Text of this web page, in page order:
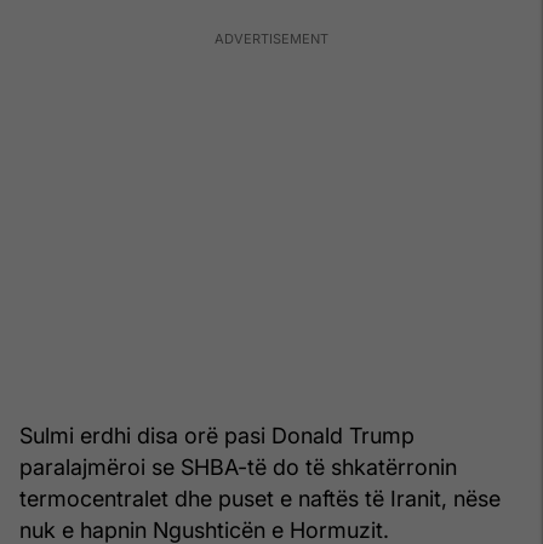
Sulmi erdhi disa orë pasi Donald Trump
paralajmëroi se SHBA-të do të shkatërronin
termocentralet dhe puset e naftës të Iranit, nëse
nuk e hapnin Ngushticën e Hormuzit.